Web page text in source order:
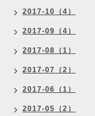
2017-10（4）
2017-09（4）
2017-08（1）
2017-07（2）
2017-06（1）
2017-05（2）